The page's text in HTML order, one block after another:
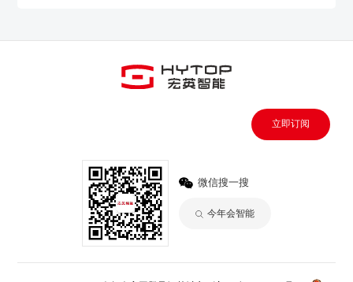
立即订阅
微信搜一搜
今年会智能